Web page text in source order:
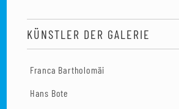
KÜNSTLER DER GALERIE
Franca Bartholomäi
Hans Bote